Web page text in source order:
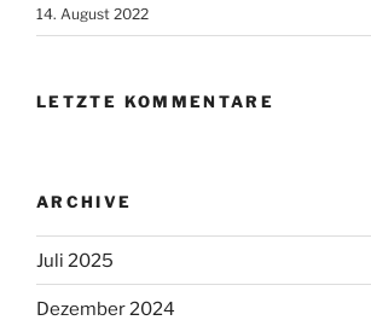
14. August 2022
LETZTE KOMMENTARE
ARCHIVE
Juli 2025
Dezember 2024